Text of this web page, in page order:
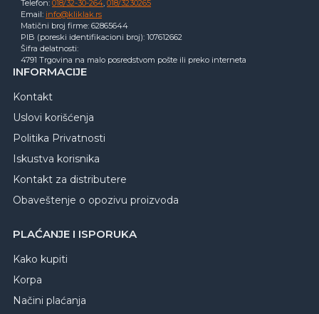
Telefon: 018/32-30-264, 018/3230265
Email: info@kliklak.rs
Matični broj firme: 62865644
PIB (poreski identifikacioni broj): 107612662
Šifra delatnosti:
4791 Trgovina na malo posredstvom pošte ili preko interneta
INFORMACIJE
Kontakt
Uslovi korišćenja
Politika Privatnosti
Iskustva korisnika
Kontakt za distributere
Obaveštenje o opozivu proizvoda
PLAĆANJE I ISPORUKA
Kako kupiti
Korpa
Načini plaćanja